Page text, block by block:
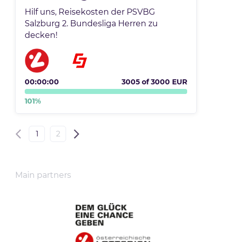
Hilf uns, Reisekosten der PSVBG
Salzburg 2. Bundesliga Herren zu
decken!
00:00:00 3005 of3000 EUR
101%
1 2
Main partners